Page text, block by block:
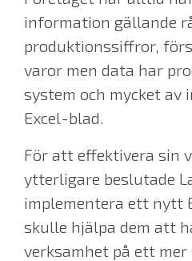
information gällande
produktionssiffror,
varor men data har
system och mycket av
Excel-blad.
För att effektivera sin
ytterligare beslutade
implementera ett nytt
skulle hjälpa dem att
verksamhet på ett